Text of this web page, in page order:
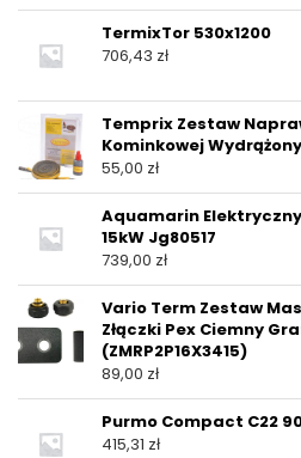
TermixTor 530x1200
706,43 zł
Temprix Zestaw
Kominkowej
55,00 zł
Aquamarin
15kW Jg80517
739,00 zł
Vario Term Zestaw
Złączki Pex Ciemny
(ZMRP2P16X3415)
89,00 zł
Purmo Compact C22
415,31 zł